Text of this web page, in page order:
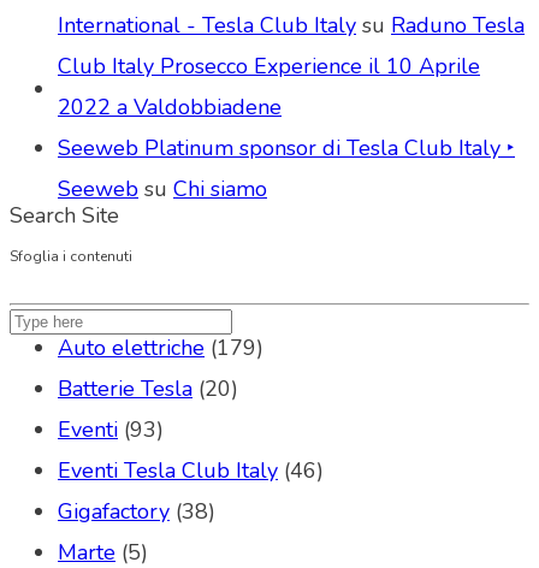
Search Site
International - Tesla Club Italy su Raduno Tesla
Club Italy Prosecco Experience il 10 Aprile
2022 a Valdobbiadene
Seeweb Platinum sponsor di Tesla Club Italy ‣
Seeweb su Chi siamo
Sfoglia i contenuti
Auto elettriche (179)
Batterie Tesla (20)
Eventi (93)
Eventi Tesla Club Italy (46)
Gigafactory (38)
Marte (5)